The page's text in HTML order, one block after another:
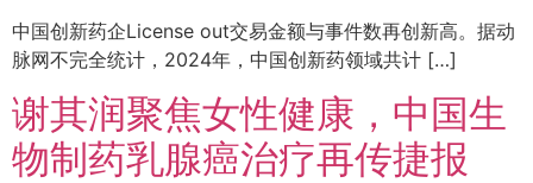
中国创新药企License out交易金额与事件数再创新高。据动
脉网不完全统计，2024年，中国创新药领域共计 […]
谢其润聚焦女性健康，中国生
物制药乳腺癌治疗再传捷报